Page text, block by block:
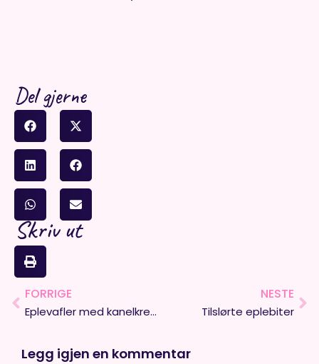
Del gjerne
Skriv ut
Prev
FORRIGE
Eplevafler med kanelkrem
NESTE
Tilslørte eplebiter
Legg igjen en kommentar